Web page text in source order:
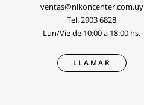
ventas@nikoncenter.com.uy
Tel. 2903 6828
Lun/Vie de 10:00 a 18:00 hs.
LLAMAR